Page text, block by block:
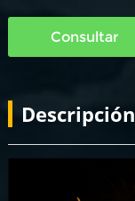
Consultar
Descripción